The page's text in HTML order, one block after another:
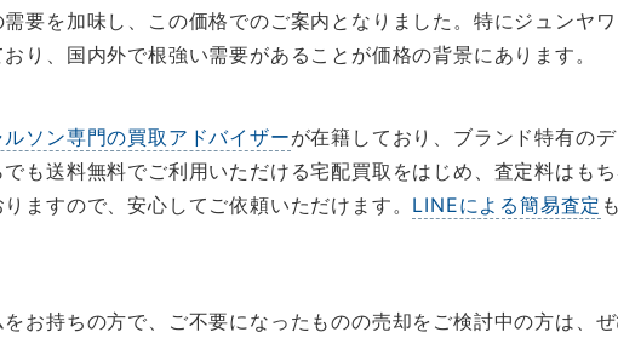
要を加味し、この価格でのご案内となりました。特にジュンヤ
り、国内外で根強い需要があることが価格の背景にあります。
ルソン専門の買取アドバイザーが在籍しており、ブランド特有の
も送料無料でご利用いただける宅配買取をはじめ、査定料はも
ますので、安心してご依頼いただけます。 LINEによる簡易査定
お持ちの方で、ご不要になったものの売却をご検討中の方は、